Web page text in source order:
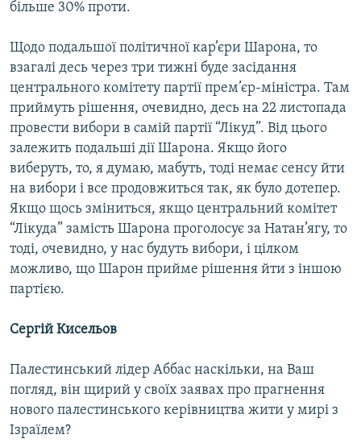
більше 30% проти.
Щодо подальшої політичної кар’єри Шарона, то
взагалі десь через три тижні буде засідання
центрального комітету партії прем’єр-міністра. Там
приймуть рішення, очевидно, десь на 22 листопада
провести вибори в самій партії “Лікуд”. Від цього
залежить подальші дії Шарона. Якщо його
виберуть, то, я думаю, мабуть, тоді немає сенсу йти
на вибори і все продовжиться так, як було дотепер.
Якщо щось зміниться, якщо центральний комітет
“Лікуда” замість Шарона проголосує за Натан’ягу, то
тоді, очевидно, у нас будуть вибори, і цілком
можливо, що Шарон прийме рішення йти з іншою
партією.
Сергій Кисельов
Палестинський лідер Аббас наскільки, на Ваш
погляд, він щирий у своїх заявах про прагнення
нового палестинського керівництва жити у мирі з
Ізраїлем?